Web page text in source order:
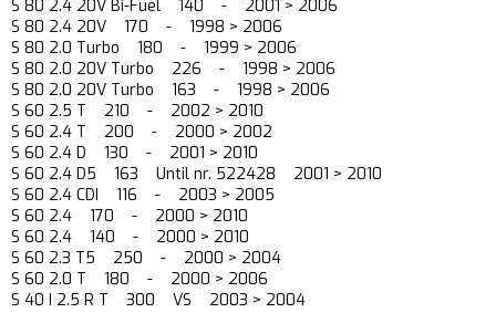
S 80 2.4 20V Bi-Fuel 140 - 2001 > 2006
S 80 2.4 20V 170 - 1998 > 2006
S 80 2.0 Turbo 180 - 1999 > 2006
S 80 2.0 20V Turbo 226 - 1998 > 2006
S 80 2.0 20V Turbo 163 - 1998 > 2006
S 60 2.5 T 210 - 2002 > 2010
S 60 2.4 T 200 - 2000 > 2002
S 60 2.4 D 130 - 2001 > 2010
S 60 2.4 D5 163 Until nr. 522428 2001 > 2010
S 60 2.4 CDI 116 - 2003 > 2005
S 60 2.4 170 - 2000 > 2010
S 60 2.4 140 - 2000 > 2010
S 60 2.3 T5 250 - 2000 > 2004
S 60 2.0 T 180 - 2000 > 2006
S 40 I 2.5 R T 300 VS 2003 > 2004